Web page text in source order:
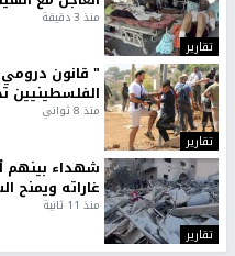
رابط قصير
https://nn.najah.edu/9YI4/
الكلمات المفتاحية
الأسرى
الإضراب